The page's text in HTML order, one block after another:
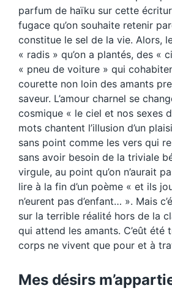
parfum de haïku sur cette
fugace qu’on souhaite retenir
constitue le sel de la vie. Alors,
« radis » qu’on a plantés, des «
« pneu de voiture » qui
courette non loin des amants
saveur. L’amour charnel se
cosmique « le ciel et nos sexes
mots chantent l’illusion d’un
sans point comme les vers qui
sans avoir besoin de la triviale
virgule, au point qu’on n’aurait
lire à la fin d’un poème « et ils
n’eurent pas d’enfant… ». Mais
sur la terrible réalité hors de la
qui attend les amants. C’eût été
corps ne vivent que pour et à
Mes désirs